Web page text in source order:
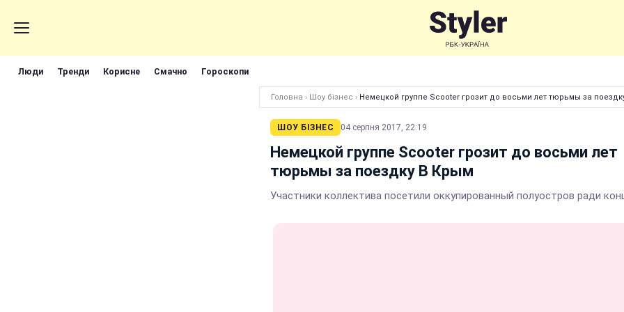
Люди Тренди Корисне Смачно Гороскопи
Головна › Шоу бізнес › Немецкой группе Scooter грозит до восьми лет тюрьмы за
ШОУ БІЗНЕС 04 серпня 2017, 22:19
Немецкой группе Scooter грозит до восьми лет
тюрьмы за поездку В Крым
Участники коллектива посетили оккупированный полуостров ради